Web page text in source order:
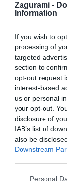
Zagurami -
Information
If you wish to
processing of
targeted
section to
opt-out request
interest-based
us or personal
your opt-out.
disclosure of
IAB’s list of
also be
Downstream
Personal
Štyri
31.